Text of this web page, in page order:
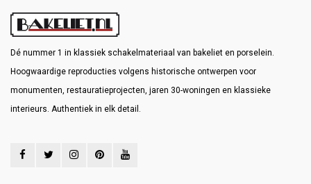
Dé nummer 1 in klassiek schakelmateriaal van bakeliet en porselein.
Hoogwaardige reproducties volgens historische ontwerpen voor
monumenten, restauratieprojecten, jaren 30-woningen en klassieke
interieurs. Authentiek in elk detail.